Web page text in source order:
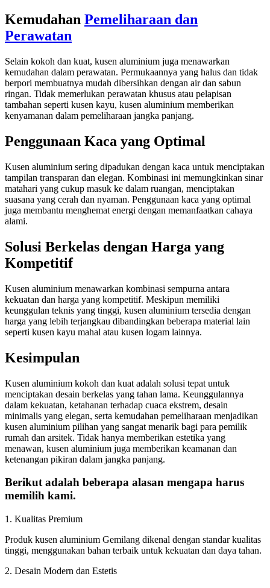
Kemudahan Pemeliharaan dan
Perawatan
Selain kokoh dan kuat, kusen aluminium juga menawarkan
kemudahan dalam perawatan. Permukaannya yang halus dan tidak
berpori membuatnya mudah dibersihkan dengan air dan sabun
ringan. Tidak memerlukan perawatan khusus atau pelapisan
tambahan seperti kusen kayu, kusen aluminium memberikan
kenyamanan dalam pemeliharaan jangka panjang.
Penggunaan Kaca yang Optimal
Kusen aluminium sering dipadukan dengan kaca untuk menciptakan
tampilan transparan dan elegan. Kombinasi ini memungkinkan sinar
matahari yang cukup masuk ke dalam ruangan, menciptakan
suasana yang cerah dan nyaman. Penggunaan kaca yang optimal
juga membantu menghemat energi dengan memanfaatkan cahaya
alami.
Solusi Berkelas dengan Harga yang
Kompetitif
Kusen aluminium menawarkan kombinasi sempurna antara
kekuatan dan harga yang kompetitif. Meskipun memiliki
keunggulan teknis yang tinggi, kusen aluminium tersedia dengan
harga yang lebih terjangkau dibandingkan beberapa material lain
seperti kusen kayu mahal atau kusen logam lainnya.
Kesimpulan
Kusen aluminium kokoh dan kuat adalah solusi tepat untuk
menciptakan desain berkelas yang tahan lama. Keunggulannya
dalam kekuatan, ketahanan terhadap cuaca ekstrem, desain
minimalis yang elegan, serta kemudahan pemeliharaan menjadikan
kusen aluminium pilihan yang sangat menarik bagi para pemilik
rumah dan arsitek. Tidak hanya memberikan estetika yang
menawan, kusen aluminium juga memberikan keamanan dan
ketenangan pikiran dalam jangka panjang.
Berikut adalah beberapa alasan mengapa harus
memilih kami.
1. Kualitas Premium
Produk kusen aluminium Gemilang dikenal dengan standar kualitas
tinggi, menggunakan bahan terbaik untuk kekuatan dan daya tahan.
2. Desain Modern dan Estetis